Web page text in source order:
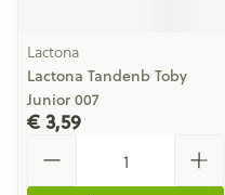
Lactona
Lactona Tandenb Toby
Junior 007
€ 3,59